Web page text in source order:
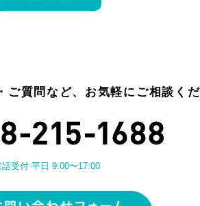
ご質問など、お気軽にご相談く
話受付 平日 9:00〜17:00